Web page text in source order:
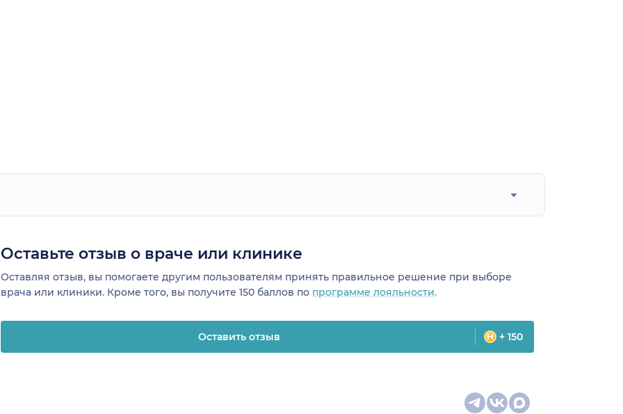
Оставьте отзыв о враче или клинике
Оставляя отзыв, вы помогаете другим пользователям принять правильное решение при выборе
врача или клиники. Кроме того, вы получите 150 баллов по программе лояльности.
Оставить отзыв + 150